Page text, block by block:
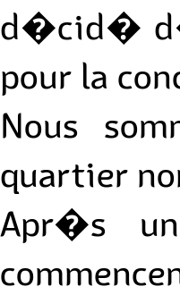
d�cid�
pour la
Nous
quartier
Apr�s